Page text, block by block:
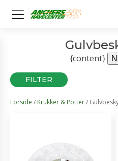
{content}
FILTER
Forside / Krukker & Potter/